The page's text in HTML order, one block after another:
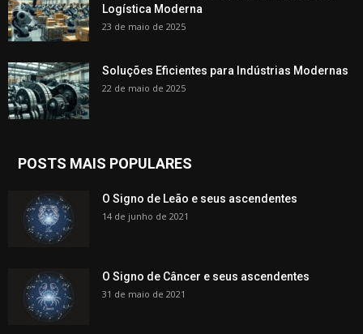
Logística Moderna
23 de maio de 2025
Soluções Eficientes para Indústrias Modernas
22 de maio de 2025
POSTS MAIS POPULARES
O Signo de Leão e seus ascendentes
14 de junho de 2021
O Signo de Câncer e seus ascendentes
31 de maio de 2021